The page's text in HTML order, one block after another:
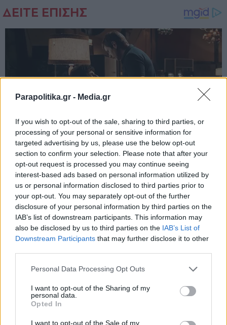
Parapolitika.gr - Media.gr
If you wish to opt-out of the sale, sharing to third parties, or
processing of your personal or sensitive information for
targeted advertising by us, please use the below opt-out
section to confirm your selection. Please note that after your
opt-out request is processed you may continue seeing
interest-based ads based on personal information utilized by
us or personal information disclosed to third parties prior to
your opt-out. You may separately opt-out of the further
disclosure of your personal information by third parties on the
IAB’s list of downstream participants. This information may
also be disclosed by us to third parties on the IAB’s List of
Downstream Participants that may further disclose it to other
Personal Data Processing Opt Outs
I want to opt-out of the Sharing of my
personal data.
Opted In
I want to opt-out of the Sale of my
Εγγραφή στο newsletter
Αποδέχομαι τους
και την πολιτική απορρήτου